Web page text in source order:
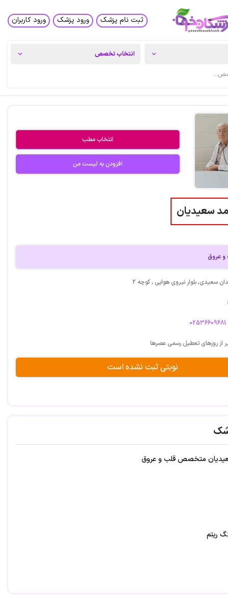
ثبت نام پزشک ورود پزشک ورود کاربران
انتخاب مطب
افزودن به لیست من
سعیدیان
عروق
سعیدی, بلوار نیروی هوایی , کوچه 2
02536609681
از روزهای تعطیل رسمی عصرها
نوبتی ثبت نشده است
متخصص قلب و عروق
ریتم